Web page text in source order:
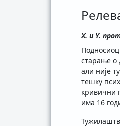
X. и Y.
старање о
али није
тешку
кривични
има 16